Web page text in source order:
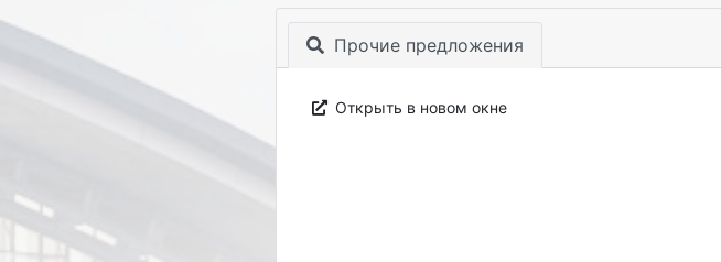
Прочие предложения
Открыть в новом окне